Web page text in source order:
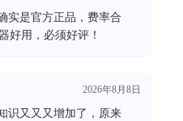
实是官方正品，费率合
好用，必须好评！
2026年8月8日
识又又又增加了，原来